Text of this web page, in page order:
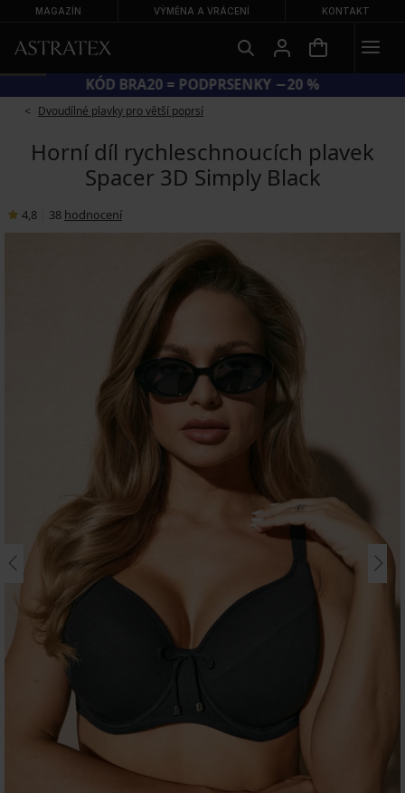
MAGAZÍN VÝMĚNA A VRÁCENÍ KONTAKT
KÓD BRA20 = PODPRSENKY −20 %
Dvoudílné plavky pro větší poprsí
Horní díl rychleschnoucích plavek
Spacer 3D Simply Black
4,8 38 hodnocení